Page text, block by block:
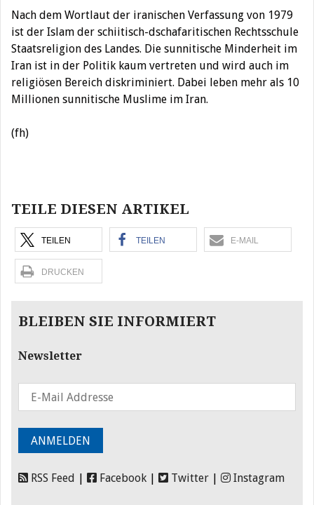
Nach dem Wortlaut der iranischen Verfassung von 1979
ist der Islam der schiitisch-dschafaritischen Rechtsschule
Staatsreligion des Landes. Die sunnitische Minderheit im
Iran ist in der Politik kaum vertreten und wird auch im
religiösen Bereich diskriminiert. Dabei leben mehr als 10
Millionen sunnitische Muslime im Iran.
(fh)
TEILE DIESEN ARTIKEL
TEILEN TEILEN E-MAIL
DRUCKEN
BLEIBEN SIE INFORMIERT
Newsletter
RSS Feed Facebook Twitter Instagram